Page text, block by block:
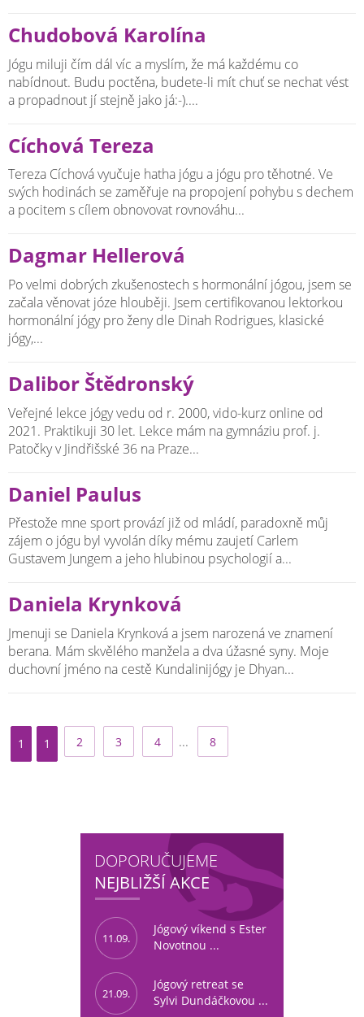
Chudobová Karolína
Jógu miluji čím dál víc a myslím, že má každému co
nabídnout. Budu poctěna, budete-li mít chuť se nechat vést
a propadnout jí stejně jako já:-)....
Cíchová Tereza
Tereza Cíchová vyučuje hatha jógu a jógu pro těhotné. Ve
svých hodinách se zaměřuje na propojení pohybu s dechem
a pocitem s cílem obnovovat rovnováhu...
Dagmar Hellerová
Po velmi dobrých zkušenostech s hormonální jógou, jsem se
začala věnovat józe hlouběji. Jsem certifikovanou lektorkou
hormonální jógy pro ženy dle Dinah Rodrigues, klasické
jógy,...
Dalibor Štědronský
Veřejné lekce jógy vedu od r. 2000, vido-kurz online od
2021. Praktikuji 30 let. Lekce mám na gymnáziu prof. j.
Patočky v Jindřišské 36 na Praze...
Daniel Paulus
Přestože mne sport provází již od mládí, paradoxně můj
zájem o jógu byl vyvolán díky mému zaujetí Carlem
Gustavem Jungem a jeho hlubinou psychologií a...
Daniela Krynková
Jmenuji se Daniela Krynková a jsem narozená ve znamení
berana. Mám skvělého manžela a dva úžasné syny. Moje
duchovní jméno na cestě Kundalinijógy je Dhyan...
1 1 2 3 4 ... 8
DOPORUČUJEME
NEJBLIŽŠÍ AKCE
11.09.
Jógový víkend s Ester
Novotnou ...
21.09.
Jógový retreat se
Sylvi Dundáčkovou ...